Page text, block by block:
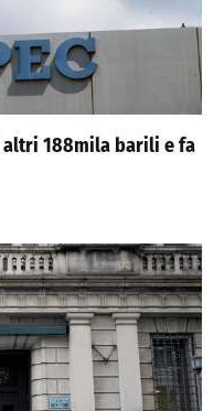
altri 188mila barili e fa